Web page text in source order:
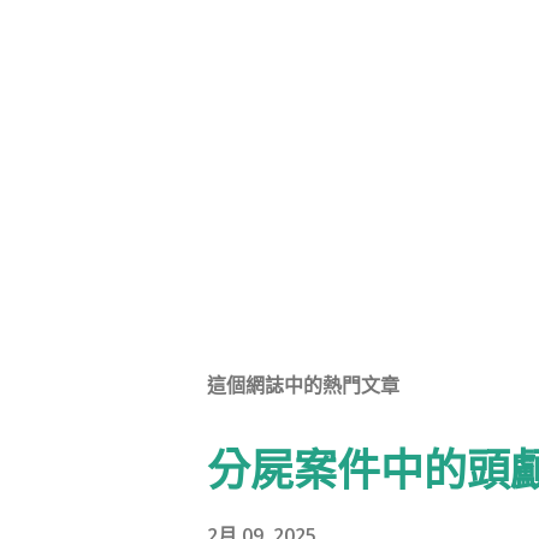
這個網誌中的熱門文章
分屍案件中的頭